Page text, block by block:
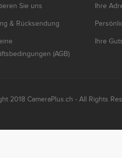
Sie uns
& Rücksendung
(AGB)
Ihre
Ihre
2018 CameraPlus.ch - All Rights